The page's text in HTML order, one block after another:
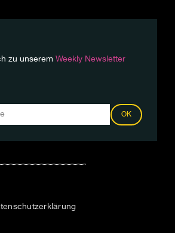
zu unserem Weekly Newsletter
OK